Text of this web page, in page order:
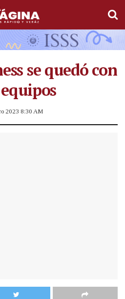
se quedó con
2023 8:30 AM